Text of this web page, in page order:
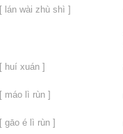
[ lán wài zhù shì ]
[ huí xuán ]
[ máo lì rùn ]
[ gāo é lì rùn ]